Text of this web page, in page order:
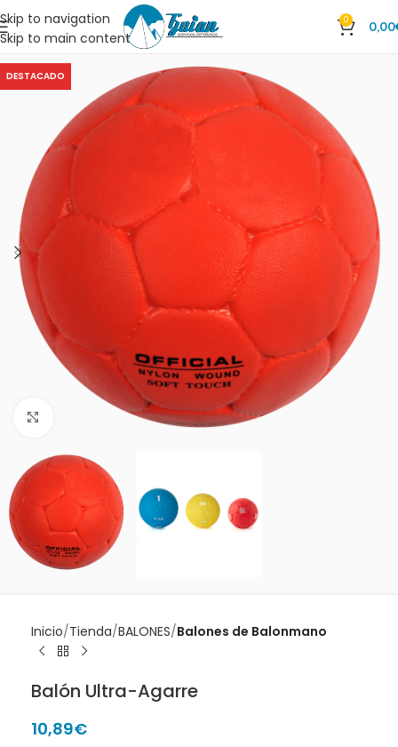
Skip to navigation
Skip to main content
0 0,00
DESTACADO
Clic para ampliar
Inicio Tienda BALONES Balones de Balonmano
Balón Ultra-Agarre
10,89€